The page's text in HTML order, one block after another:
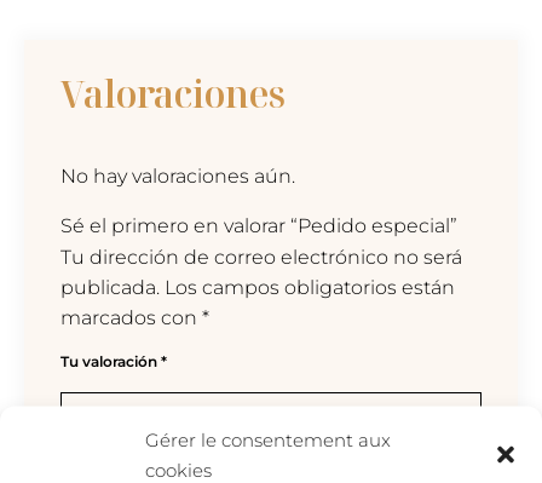
Gérer le consentement aux
cookies
Valoraciones
No hay valoraciones aún.
Sé el primero en valorar “Pedido especial”
Tu dirección de correo electrónico no será
publicada. Los campos obligatorios están
marcados con *
Tu valoración *